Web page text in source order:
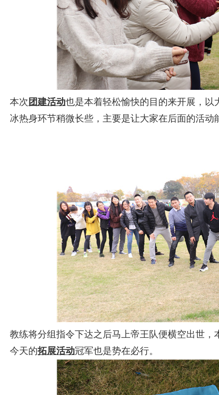
本次 团建活动也是本着轻松愉快的目的来开展，以
冰热身环节稍微长些，主要是让大家在后面的活动
教练将分组指令下达之后马上帝王队便横空出世
今天的拓展活动冠军也是势在必行。